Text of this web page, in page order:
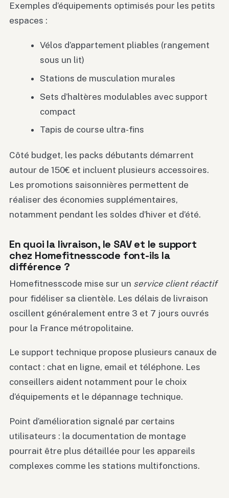
Exemples d’équipements optimisés pour les petits
espaces :
Vélos d’appartement pliables (rangement
sous un lit)
Stations de musculation murales
Sets d’haltères modulables avec support
compact
Tapis de course ultra-fins
Côté budget, les packs débutants démarrent
autour de 150€ et incluent plusieurs accessoires.
Les promotions saisonnières permettent de
réaliser des économies supplémentaires,
notamment pendant les soldes d’hiver et d’été.
En quoi la livraison, le SAV et le support
chez Homefitnesscode font-ils la
différence ?
Homefitnesscode mise sur un service client réactif
pour fidéliser sa clientèle. Les délais de livraison
oscillent généralement entre 3 et 7 jours ouvrés
pour la France métropolitaine.
Le support technique propose plusieurs canaux de
contact : chat en ligne, email et téléphone. Les
conseillers aident notamment pour le choix
d’équipements et le dépannage technique.
Point d’amélioration signalé par certains
utilisateurs : la documentation de montage
pourrait être plus détaillée pour les appareils
complexes comme les stations multifonctions.